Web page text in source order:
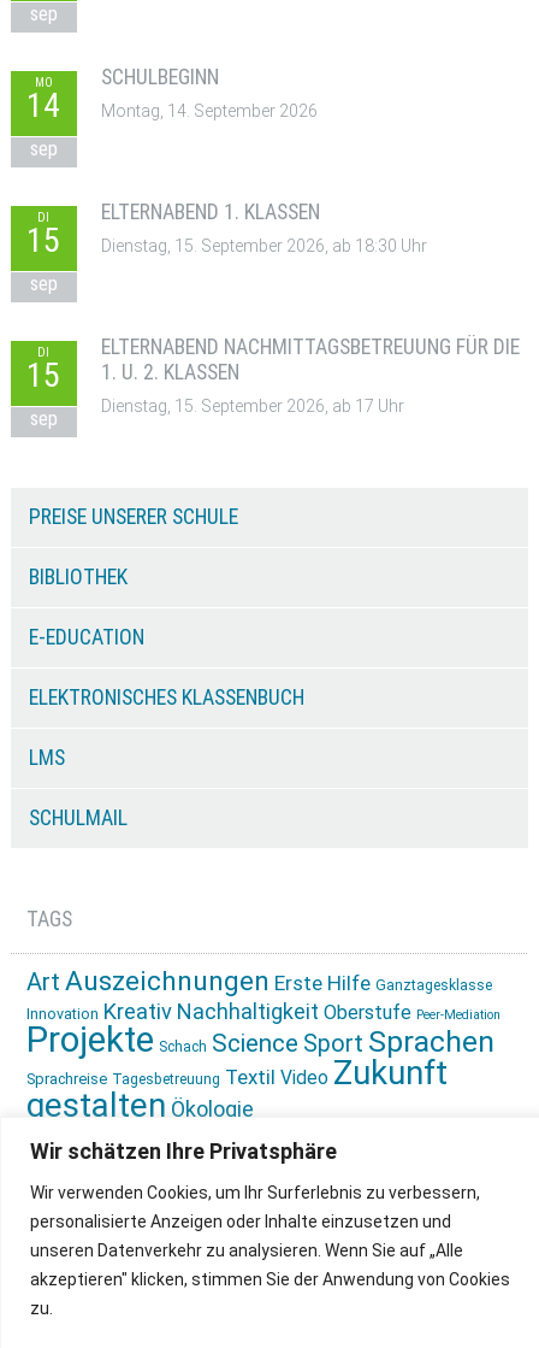
Wir schätzen Ihre Privatsphäre
Wir verwenden Cookies, um Ihr Surferlebnis zu verbessern,
personalisierte Anzeigen oder Inhalte einzusetzen und
unseren Datenverkehr zu analysieren. Wenn Sie auf „Alle
akzeptieren" klicken, stimmen Sie der Anwendung von Cookies
zu.
sep
MO
14
sep
SCHULBEGINN
Montag, 14. September 2026
DI
15
sep
ELTERNABEND 1. KLASSEN
Dienstag, 15. September 2026, ab 18:30 Uhr
DI
15
sep
ELTERNABEND NACHMITTAGSBETREUUNG FÜR DIE
1. U. 2. KLASSEN
Dienstag, 15. September 2026, ab 17 Uhr
PREISE UNSERER SCHULE
BIBLIOTHEK
E-EDUCATION
ELEKTRONISCHES KLASSENBUCH
LMS
SCHULMAIL
TAGS
Art Auszeichnungen Erste Hilfe Ganztagesklasse
Innovation Kreativ Nachhaltigkeit Oberstufe Peer-Mediation
Projekte Schach Science Sport Sprachen
Sprachreise Tagesbetreuung Textil Video Zukunft
gestalten Ökologie
IMPRESSUM
INSTAGRAM